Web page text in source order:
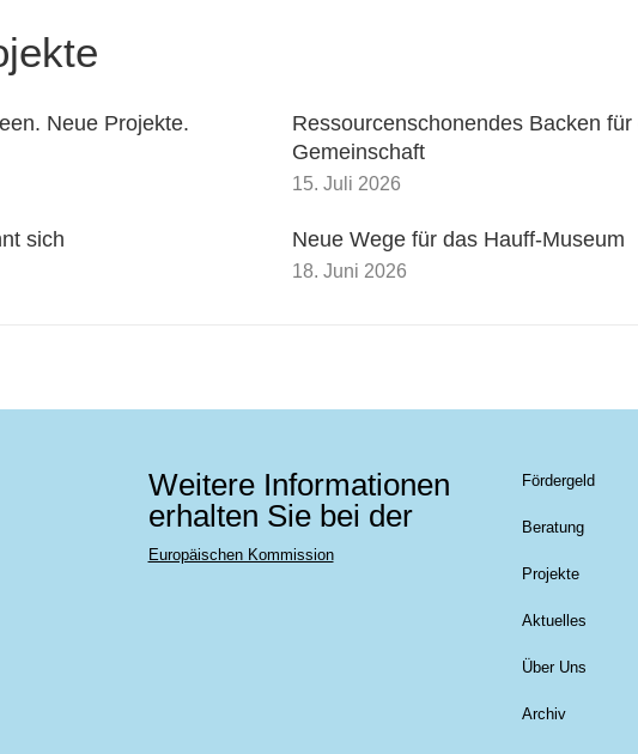
Neue Projekte.
Ressourcenschonendes Backen für
Gemeinschaft
15. Juli 2026
sich Neue Wege für das Hauff-Museum
18. Juni 2026
Weitere Informationen
erhalten Sie bei der
Europäischen Kommission
Fördergeld
Beratung
Projekte
Aktuelles
Über Uns
Archiv